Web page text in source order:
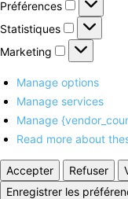
Préférences
Statistiques
Marketing
Marketing
Manage options
Manage services
Manage
Read more about
Accepter Refuser
Enregistrer les